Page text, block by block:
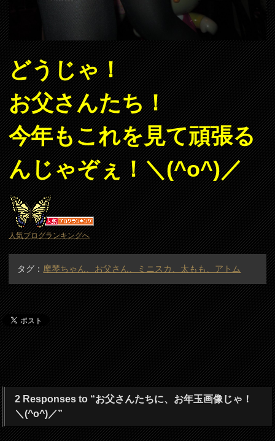
どうじゃ！
お父さんたち！
今年もこれを見て頑張る
んじゃぞぇ！＼(^o^)／
人気ブログランキングへ
タグ： 摩琴ちゃん、お父さん、ミニスカ、太もも、アトム
2 Responses to “お父さんたちに、お年玉画像じゃ！
＼(^o^)／”